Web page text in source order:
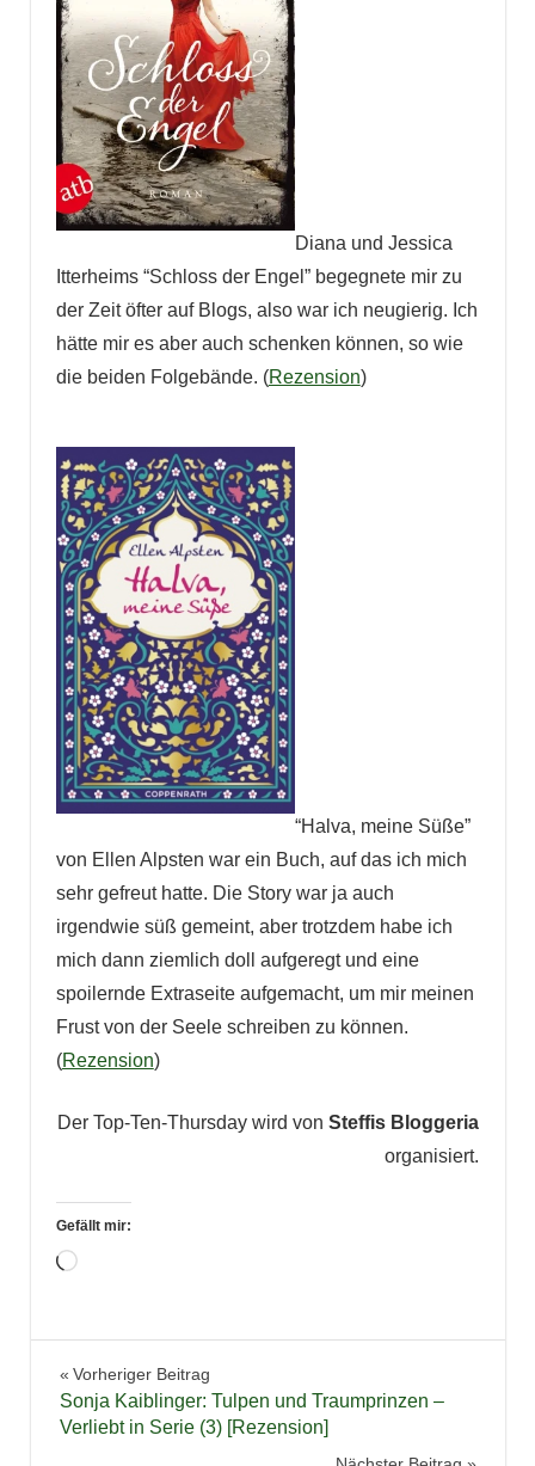
Diana und Jessica
Itterheims “Schloss der Engel” begegnete mir zu
der Zeit öfter auf Blogs, also war ich neugierig. Ich
hätte mir es aber auch schenken können, so wie
die beiden Folgebände. (Rezension)
“Halva, meine Süße”
von Ellen Alpsten war ein Buch, auf das ich mich
sehr gefreut hatte. Die Story war ja auch
irgendwie süß gemeint, aber trotzdem habe ich
mich dann ziemlich doll aufgeregt und eine
spoilernde Extraseite aufgemacht, um mir meinen
Frust von der Seele schreiben zu können.
(Rezension)
Der Top-Ten-Thursday wird vonSteffis Bloggeria
organisiert.
Gefällt mir:
Wird
Beitragsnavigation
Vorheriger Beitrag
Sonja Kaiblinger: Tulpen und Traumprinzen –
Verliebt in Serie (3) [Rezension]